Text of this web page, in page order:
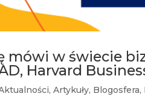
mówi w świecie
Harvard
,Artykuły, Blogosfera,